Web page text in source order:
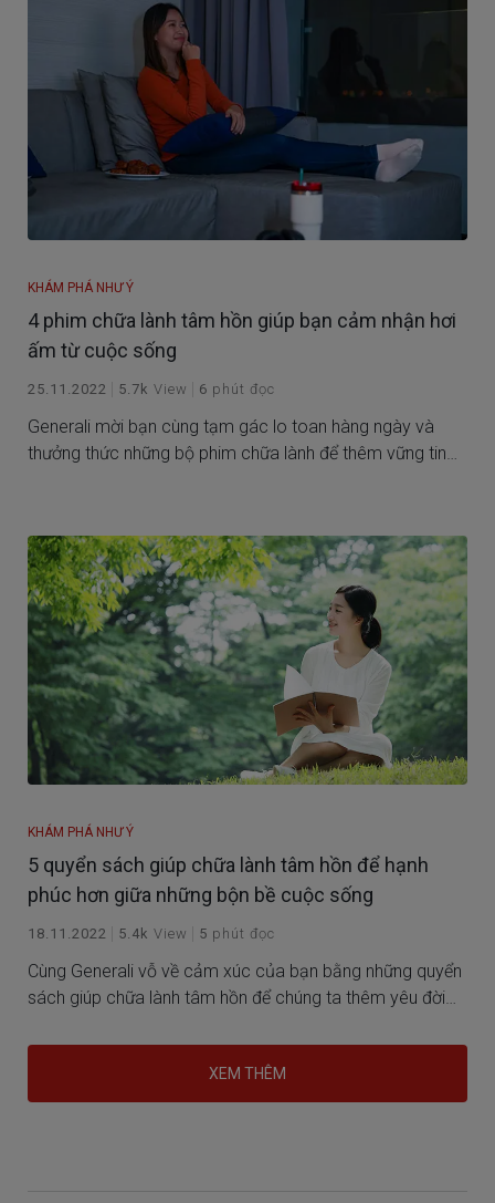
KHÁM PHÁ NHƯ Ý
4 phim chữa lành tâm hồn giúp bạn cảm nhận hơi
ấm từ cuộc sống
25.11.2022 5.7k View 6 phút đọc
Generali mời bạn cùng tạm gác lo toan hàng ngày và
thưởng thức những bộ phim chữa lành để thêm vững tin
KHÁM PHÁ NHƯ Ý
5 quyển sách giúp chữa lành tâm hồn để hạnh
phúc hơn giữa những bộn bề cuộc sống
18.11.2022 5.4k View 5 phút đọc
Cùng Generali vỗ về cảm xúc của bạn bằng những quyển
sách giúp chữa lành tâm hồn để chúng ta thêm yêu đời
XEM THÊM